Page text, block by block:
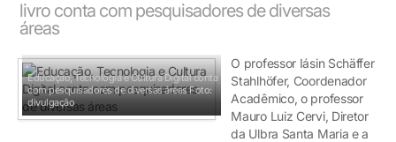
livro conta com pesquisadores de diversas
áreas
Educação, Tecnologia e Cultura Digital conta
com pesquisadores de diversas áreasFoto:
divulgação
O professor Iásin Schäffer
Stahlhöfer, Coordenador
Acadêmico, o professor
Mauro Luiz Cervi, Diretor
da Ulbra Santa Maria e a